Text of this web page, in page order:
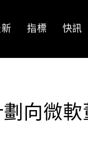
指標 快訊
向微軟